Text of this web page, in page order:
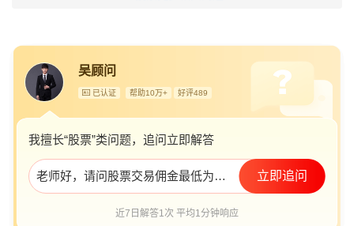
炒股老师带的套路
吴顾问
已认证 帮助10万+ 好评489
我擅长“股票”类问题，追问立即解答
老师好，请问股票交易佣金最低为多少？ 立即追问
近7日解答1次 平均1分钟响应